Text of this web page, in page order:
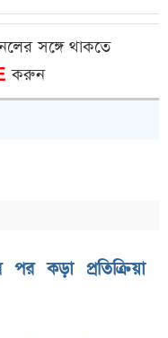
সঙ্গে থাকতে
করুন
পর কড়া প্রতিক্রিয়া